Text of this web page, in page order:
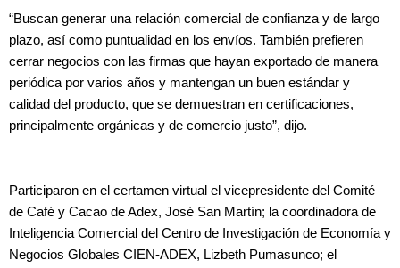
“Buscan generar una relación comercial de confianza y de largo
plazo, así como puntualidad en los envíos. También prefieren
cerrar negocios con las firmas que hayan exportado de manera
periódica por varios años y mantengan un buen estándar y
calidad del producto, que se demuestran en certificaciones,
principalmente orgánicas y de comercio justo”, dijo.
Participaron en el certamen virtual el vicepresidente del Comité
de Café y Cacao de Adex, José San Martín; la coordinadora de
Inteligencia Comercial del Centro de Investigación de Economía y
Negocios Globales CIEN-ADEX, Lizbeth Pumasunco; el